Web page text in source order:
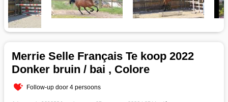
Merrie Selle Français Te koop 2022
Donker bruin / bai , Colore
Follow-up door 4 persoons